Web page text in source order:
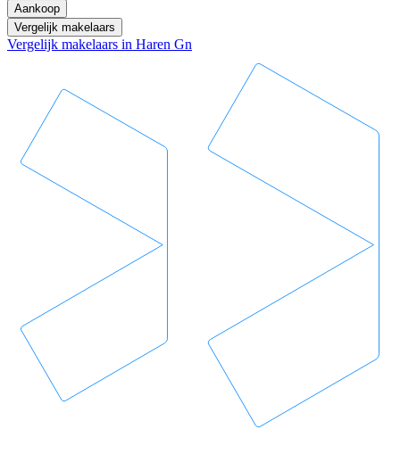
Aankoop
Vergelijk makelaars
Vergelijk makelaars in Haren Gn